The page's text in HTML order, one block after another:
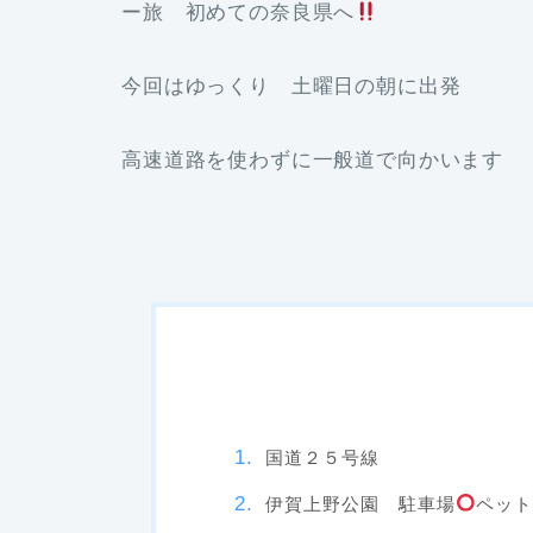
ー旅 初めての奈良県へ
今回はゆっくり 土曜日の朝に出発
高速道路を使わずに一般道で向かいます
国道２５号線
伊賀上野公園 駐車場 ペット